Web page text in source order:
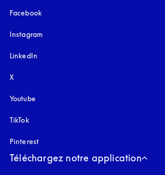
Facebook
Instagram
LinkedIn
X
Youtube
TikTok
Pinterest
Téléchargez notre application